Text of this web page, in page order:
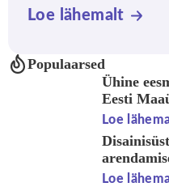
Loe lähemalt
Populaarsed
Ühine
Eesti
Loe
Loe